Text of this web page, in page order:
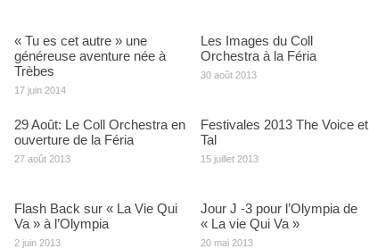
« Tu es cet autre » une
généreuse aventure née à
Trèbes
17 juin 2014
Les Images du Coll
Orchestra à la Féria
30 août 2013
29 Août: Le Coll Orchestra en
ouverture de la Féria
27 août 2013
Festivales 2013 The Voice et
Tal
15 juillet 2013
Flash Back sur « La Vie Qui
Va » à l’Olympia
2 juin 2013
Jour J -3 pour l’Olympia de
« La vie Qui Va »
20 mai 2013